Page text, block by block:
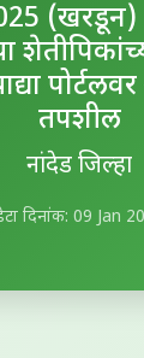
(खरडून)
तपशील
नांदेड जिल्हा
दिनांक: 09 Jan